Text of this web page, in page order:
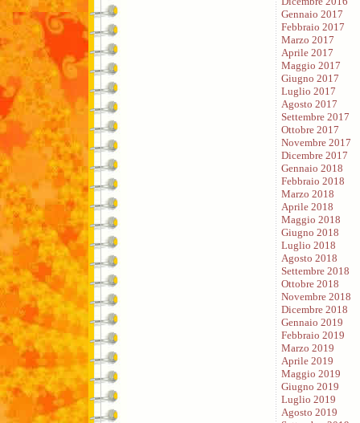
Gennaio 2017
Febbraio 2017
Marzo 2017
Aprile 2017
Maggio 2017
Giugno 2017
Luglio 2017
Agosto 2017
Settembre 2017
Ottobre 2017
Novembre 2017
Dicembre 2017
Gennaio 2018
Febbraio 2018
Marzo 2018
Aprile 2018
Maggio 2018
Giugno 2018
Luglio 2018
Agosto 2018
Settembre 2018
Ottobre 2018
Novembre 2018
Dicembre 2018
Gennaio 2019
Febbraio 2019
Marzo 2019
Aprile 2019
Maggio 2019
Giugno 2019
Luglio 2019
Agosto 2019